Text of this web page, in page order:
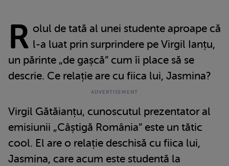
R olul de tată al unei studente aproape că
l-a luat prin surprindere pe Virgil Ianțu,
un părinte „de gașcă” cum îi place să se
descrie. Ce relație are cu fiica lui, Jasmina?
Virgil Gătăianțu, cunoscutul prezentator al
emisiunii „Câștigă România” este un tătic
cool. El are o relație deschisă cu fiica lui,
Jasmina, care acum este studentă la